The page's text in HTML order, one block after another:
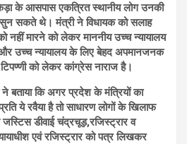
के आसपास एकत्रित स्थानीय लोग उनकी
सकते थे। मंत्री ने विधायक को सलाह
नहीं मारने को लेकर माननीय उच्च न्यायालय
उच्च न्यायालय के लिए बेहद अपमानजनक
को लेकर कांग्रेस नाराज है।
ने बताया कि अगर प्रदेश के मंत्रियों का
ये रवैया है तो साधारण लोगों के खिलाफ
डीवाई चंद्रचूड़,रजिस्ट्रार व
एवं रजिस्ट्रार को पत्र लिखकर